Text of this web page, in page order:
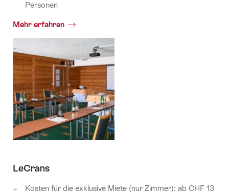
Personen
Mehr erfahren
LeCrans
Kosten für die exklusive Miete (nur Zimmer): ab CHF 13